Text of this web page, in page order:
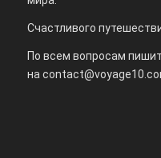
Счастливого
По всем вопросам
на